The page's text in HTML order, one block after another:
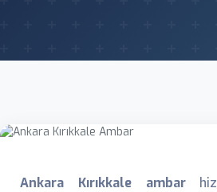
Ankara Kırıkkale ambar